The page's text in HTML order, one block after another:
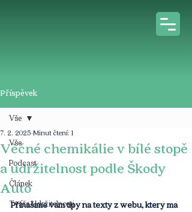
Příspěvek
Vše
Podcast
Článek
Tváře Udržitelnosti
Vše
Věčné chemikálie v bílé stopě
a udržitelnost podle Škody
Auto
7. 2. 2025 Minut čtení: 1
Přinášíme vám tipy na texty z webu, který má